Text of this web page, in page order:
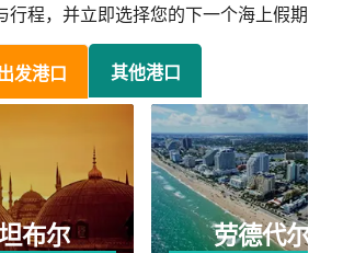
行程，并立即选择您的下一个海上假期
发港口 其他港口
布尔 劳德代尔堡